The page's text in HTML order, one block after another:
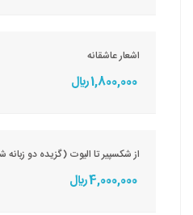
اشعار عاشقانه
1,800,000 ريال
از شکسپیر تا الیوت (گزیده دو زبانه
4,000,000 ريال